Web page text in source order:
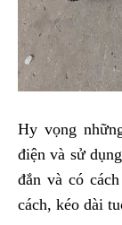
Hy vọng
điện và sử
đắn và có
cách, kéo dài